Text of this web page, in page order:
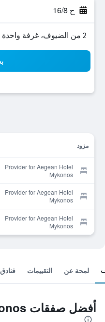
ح 16/8
2 من الضيوف، غرفة واحدة
مزود
Provider for Aegean Hotel
Mykonos
Provider for Aegean Hotel
Mykonos
Provider for Aegean Hotel
Mykonos
لمحة عن التقييمات
أفضل صفقات Aegean Hotel Mykonos